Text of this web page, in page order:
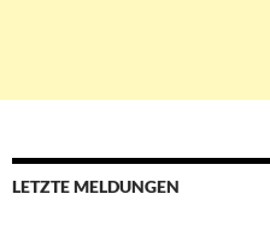
LETZTE MELDUNGEN